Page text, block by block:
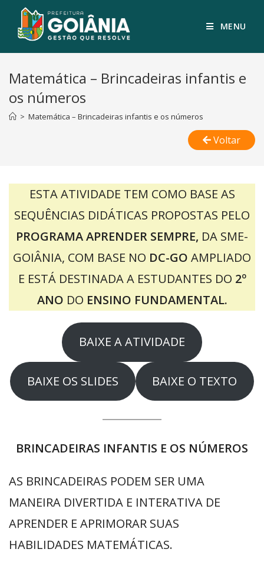
MENU
Matemática – Brincadeiras infantis e
os números
> Matemática – Brincadeiras infantis e os números
Voltar
ESTA ATIVIDADE TEM COMO BASE AS
SEQUÊNCIAS DIDÁTICAS PROPOSTAS PELO
PROGRAMA APRENDER SEMPRE, DA SME-
GOIÂNIA, COM BASE NO DC-GO AMPLIADO
E ESTÁ DESTINADA A ESTUDANTES DO 2º
ANO DO ENSINO FUNDAMENTAL.
BAIXE A ATIVIDADE
BAIXE OS SLIDES BAIXE O TEXTO
BRINCADEIRAS INFANTIS E OS NÚMEROS
AS BRINCADEIRAS PODEM SER UMA
MANEIRA DIVERTIDA E INTERATIVA DE
APRENDER E APRIMORAR SUAS
HABILIDADES MATEMÁTICAS.